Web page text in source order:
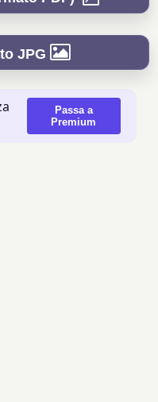
JPG
Passa a
Premium